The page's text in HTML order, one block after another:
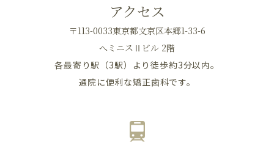
アクセス
〒113-0033東京都文京区本郷1-33-6
へミニスⅡビル 2階
各最寄り駅（3駅）より徒歩約3分以内。
通院に便利な矯正歯科です。